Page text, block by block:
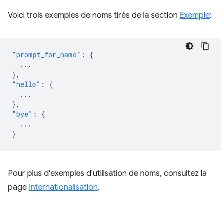
Voici trois exemples de noms tirés de la section Exemple:
"prompt_for_name" :
{
...
},
"hello" :
{
...
},
"bye" :
{
...
}
Pour plus d'exemples d'utilisation de noms, consultez la
page Internationalisation.